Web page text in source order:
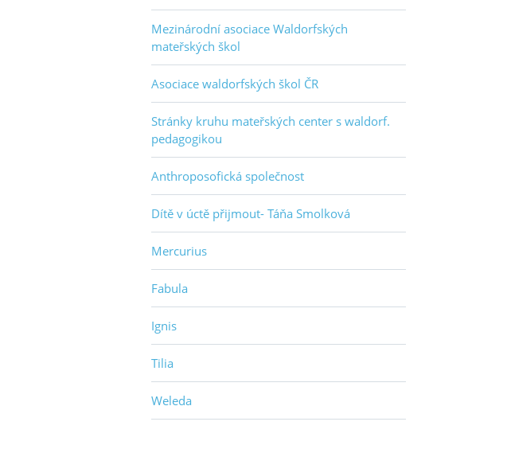
Mezinárodní asociace Waldorfských
mateřských škol
Asociace waldorfských škol ČR
Stránky kruhu mateřských center s waldorf.
pedagogikou
Anthroposofická společnost
Dítě v úctě přijmout- Táňa Smolková
Mercurius
Fabula
Ignis
Tilia
Weleda